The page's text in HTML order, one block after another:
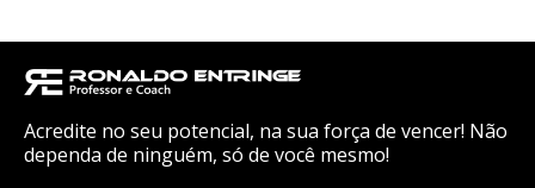
Acredite no seu potencial, na sua força de vencer! Não
dependa de ninguém, só de você mesmo!